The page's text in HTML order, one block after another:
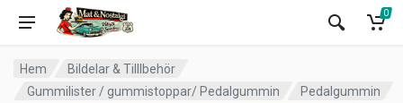
0
Hem
Bildelar & Tilllbehör
Gummilister / gummistoppar/ Pedalgummin
Pedalgummin